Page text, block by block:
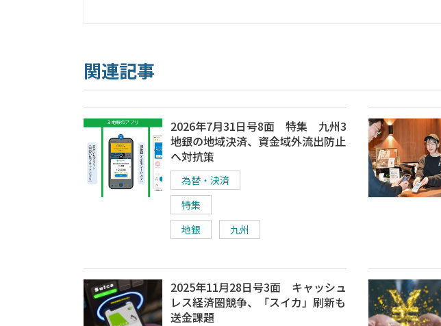
関連記事
2026年7月31日号8面 特集 九州3
地銀の地域決済、資金域外流出防止
へ対抗策
為替・決済
特集
地銀
九州
2025年11月28日号3面 キャッシュ
レス経済圏競争、「スイカ」刷新も
送金課題